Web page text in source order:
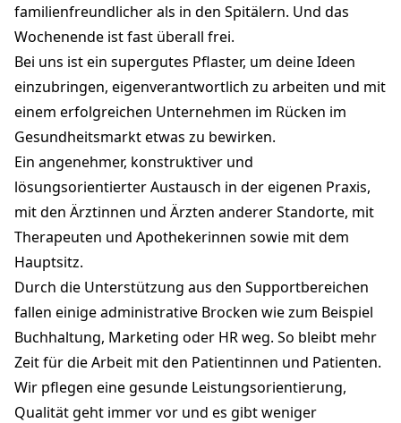
familienfreundlicher als in den Spitälern. Und das
Wochenende ist fast überall frei.
Bei uns ist ein supergutes Pflaster, um deine Ideen
einzubringen, eigenverantwortlich zu arbeiten und mit
einem erfolgreichen Unternehmen im Rücken im
Gesundheitsmarkt etwas zu bewirken.
Ein angenehmer, konstruktiver und
lösungsorientierter Austausch in der eigenen Praxis,
mit den Ärztinnen und Ärzten anderer Standorte, mit
Therapeuten und Apothekerinnen sowie mit dem
Hauptsitz.
Durch die Unterstützung aus den Supportbereichen
fallen einige administrative Brocken wie zum Beispiel
Buchhaltung, Marketing oder HR weg. So bleibt mehr
Zeit für die Arbeit mit den Patientinnen und Patienten.
Wir pflegen eine gesunde Leistungsorientierung,
Qualität geht immer vor und es gibt weniger